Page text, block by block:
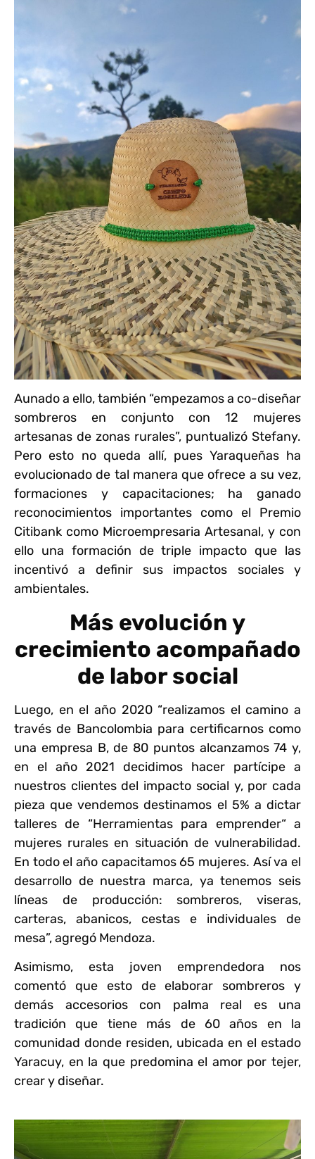
Aunado a ello, también “empezamos a co-diseñar
sombreros en conjunto con 12 mujeres
artesanas de zonas rurales”, puntualizó Stefany.
Pero esto no queda allí, pues Yaraqueñas ha
evolucionado de tal manera que ofrece a su vez,
formaciones y capacitaciones; ha ganado
reconocimientos importantes como el Premio
Citibank como Microempresaria Artesanal, y con
ello una formación de triple impacto que las
incentivó a definir sus impactos sociales y
ambientales.
Más evolución y
crecimiento acompañado
de labor social
Luego, en el año 2020 “realizamos el camino a
través de Bancolombia para certificarnos como
una empresa B, de 80 puntos alcanzamos 74 y,
en el año 2021 decidimos hacer partícipe a
nuestros clientes del impacto social y, por cada
pieza que vendemos destinamos el 5% a dictar
talleres de “Herramientas para emprender“ a
mujeres rurales en situación de vulnerabilidad.
En todo el año capacitamos 65 mujeres. Así va el
desarrollo de nuestra marca, ya tenemos seis
líneas de producción: sombreros, viseras,
carteras, abanicos, cestas e individuales de
mesa”, agregó Mendoza.
Asimismo, esta joven emprendedora nos
comentó que esto de elaborar sombreros y
demás accesorios con palma real es una
tradición que tiene más de 60 años en la
comunidad donde residen, ubicada en el estado
Yaracuy, en la que predomina el amor por tejer,
crear y diseñar.